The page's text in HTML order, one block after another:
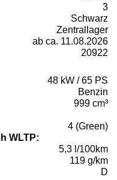
3
Schwarz
Zentrallager
ab ca. 11.08.2026
20922
48 kW / 65 PS
Benzin
999 cm³
4 (Green)
WLTP:
5,3 l/100km
119 g/km
D